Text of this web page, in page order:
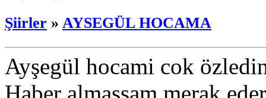
Şiirler » AYSEGÜL HOCAMA
Ayşegül hocami cok